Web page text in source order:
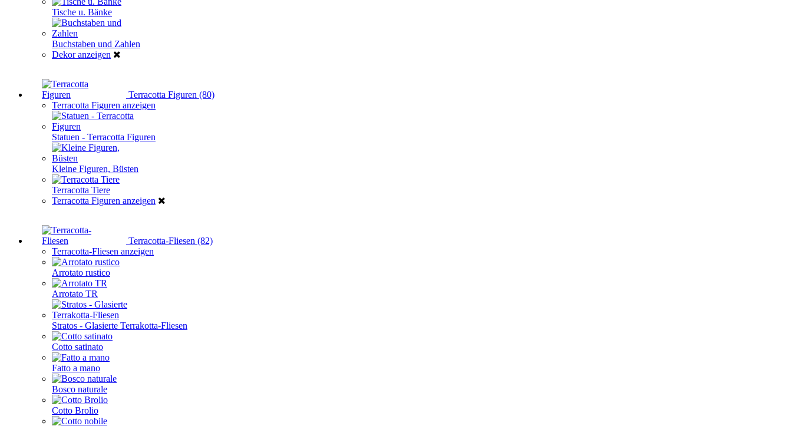
Tische u. Bänke
Buchstaben und Zahlen
Dekor anzeigen
Terracotta Figuren (80)
Terracotta Figuren anzeigen
Statuen - Terracotta Figuren
Kleine Figuren, Büsten
Terracotta Tiere
Terracotta Figuren anzeigen
Terracotta-Fliesen (82)
Terracotta-Fliesen anzeigen
Arrotato rustico
Arrotato TR
Stratos - Glasierte Terrakotta-Fliesen
Cotto satinato
Fatto a mano
Bosco naturale
Cotto Brolio